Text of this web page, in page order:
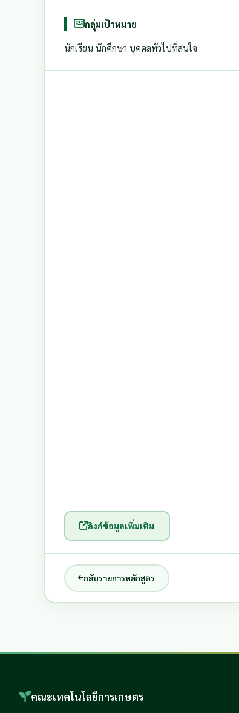
กลุ่มเป้าหมาย
นักเรียน นักศึกษา บุคคลทั่วไปที่สนใจ
ลิงก์ข้อมูลเพิ่มเติม
กลับรายการหลักสูตร
คณะเทคโนโลยีการเกษตร